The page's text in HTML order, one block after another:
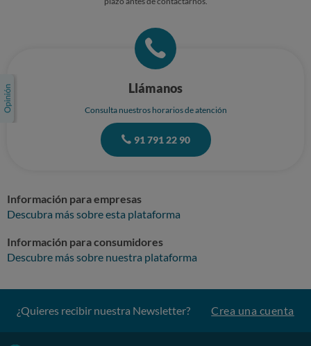
Llámanos
Consulta nuestros horarios de atención
91 791 22 90
Información para empresas
Descubra más sobre esta plataforma
Información para consumidores
Descubre más sobre nuestra plataforma
¿Quieres recibir nuestra Newsletter? Crea una cuenta